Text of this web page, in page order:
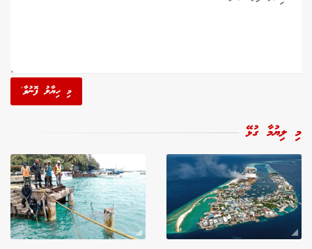
މި ހިޔާލު ފޮނުވާ'
މި ލިޔުމާ ގުޅޭ